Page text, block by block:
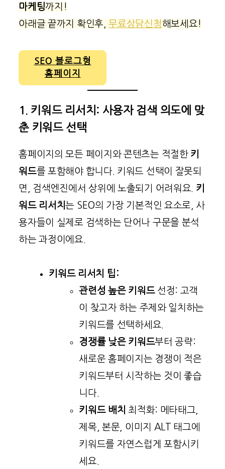
마케팅까지!
아래글 끝까지 확인후,무료상담신청해보세요!
SEO 블로그형
홈페이지
1. 키워드 리서치: 사용자 검색 의도에 맞
춘 키워드 선택
홈페이지의 모든 페이지와 콘텐츠는 적절한 키
워드를 포함해야 합니다. 키워드 선택이 잘못되
면, 검색엔진에서 상위에 노출되기 어려워요. 키
워드 리서치는 SEO의 가장 기본적인 요소로, 사
용자들이 실제로 검색하는 단어나 구문을 분석
하는 과정이에요.
키워드 리서치 팁:
관련성 높은 키워드선정: 고객
이 찾고자 하는 주제와 일치하는
키워드를 선택하세요.
경쟁률 낮은 키워드부터 공략:
새로운 홈페이지는 경쟁이 적은
키워드부터 시작하는 것이 좋습
니다.
키워드 배치 최적화: 메타태그,
제목, 본문, 이미지 ALT 태그에
키워드를 자연스럽게 포함시키
세요.